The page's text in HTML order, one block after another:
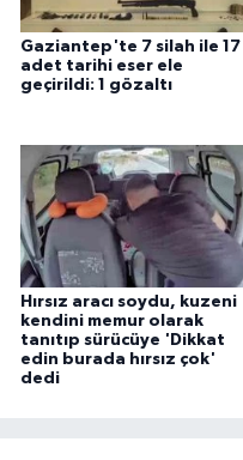
Gaziantep'te 7 silah ile 17
adet tarihi eser ele
geçirildi: 1 gözaltı
Hırsız aracı soydu, kuzeni
kendini memur olarak
tanıtıp sürücüye 'Dikkat
edin burada hırsız çok'
dedi